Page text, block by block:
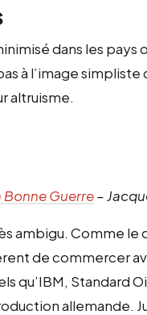
dans les pays
à l’image simpliste
altruisme.
Bonne Guerre–
ambigu. Comme le
de commercer
qu’IBM, Standard
allemande.